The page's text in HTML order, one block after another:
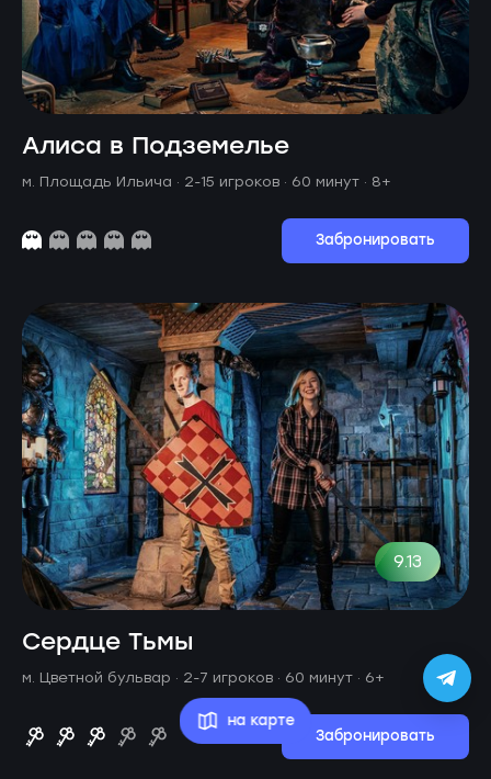
на карте
Алиса в Подземелье
м. Площадь Ильича · 2-15 игроков · 60 минут · 8+
Забронировать
9.13
Сердце Тьмы
м. Цветной бульвар · 2-7 игроков · 60 минут · 6+
Забронировать